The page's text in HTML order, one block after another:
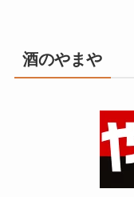
酒のやまや